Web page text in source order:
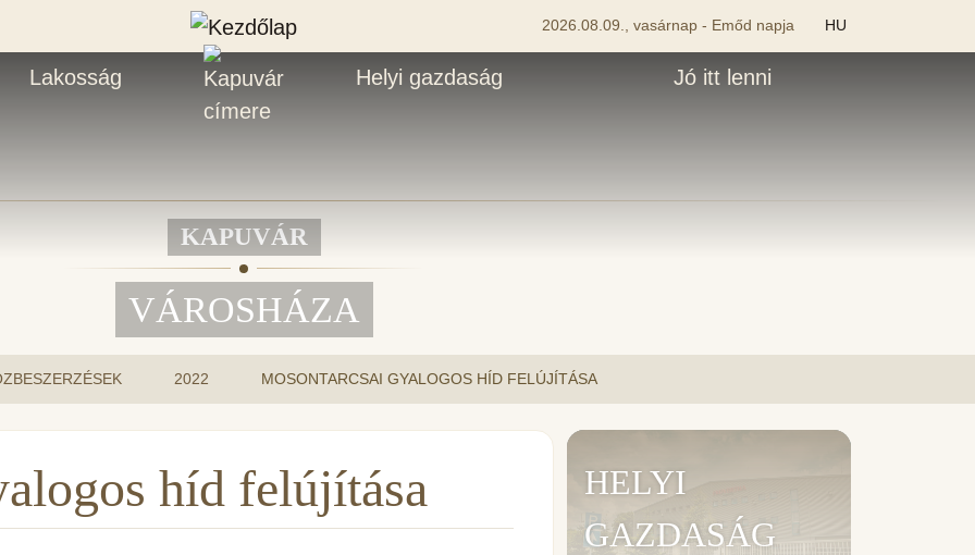
2026.08.09., vasárnap - Emőd napja HU
Lakosság Helyi gazdaság Jó itt lenni
KAPUVÁR
VÁROSHÁZA
2022 MOSONTARCSAI GYALOGOS HÍD FELÚJÍTÁSA
híd felújítása
HELYI
GAZDASÁG